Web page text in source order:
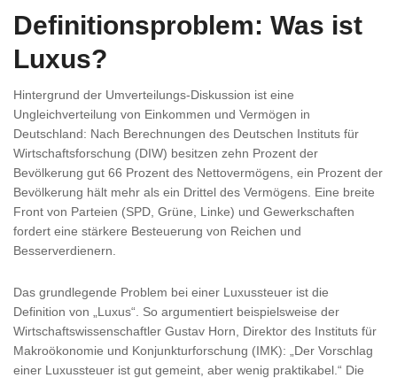
Definitionsproblem: Was ist
Luxus?
Hintergrund der Umverteilungs-Diskussion ist eine
Ungleichverteilung von Einkommen und Vermögen in
Deutschland: Nach Berechnungen des Deutschen Instituts für
Wirtschaftsforschung (DIW) besitzen zehn Prozent der
Bevölkerung gut 66 Prozent des Nettovermögens, ein Prozent der
Bevölkerung hält mehr als ein Drittel des Vermögens. Eine breite
Front von Parteien (SPD, Grüne, Linke) und Gewerkschaften
fordert eine stärkere Besteuerung von Reichen und
Besserverdienern.
Das grundlegende Problem bei einer Luxussteuer ist die
Definition von „Luxus“. So argumentiert beispielsweise der
Wirtschaftswissenschaftler Gustav Horn, Direktor des Instituts für
Makroökonomie und Konjunkturforschung (IMK): „Der Vorschlag
einer Luxussteuer ist gut gemeint, aber wenig praktikabel.“ Die